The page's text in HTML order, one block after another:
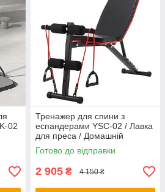
02
Тренажер для спини з
еспандерами YSC-02 / Лавка
для преса / Домашній
тренажер для спорту
Готово до відправки
2 905 ₴ 4 150 ₴